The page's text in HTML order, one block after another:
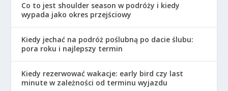
Co to jest shoulder season w podróży i kiedy
wypada jako okres przejściowy
Kiedy jechać na podróż poślubną po dacie ślubu:
pora roku i najlepszy termin
Kiedy rezerwować wakacje: early bird czy last
minute w zależności od terminu wyjazdu